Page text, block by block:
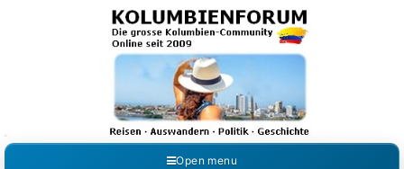
Kolumbienforum - Das
grosse Forum der
Freunde Kolumbiens
Reisen, Auswandern, Kultur, Politik, Geschichte und Visum in Kolumbien und Venezuela.
Austausch, Erfahrungen und Gemeinschaft im Kolumbienforum
Open menu